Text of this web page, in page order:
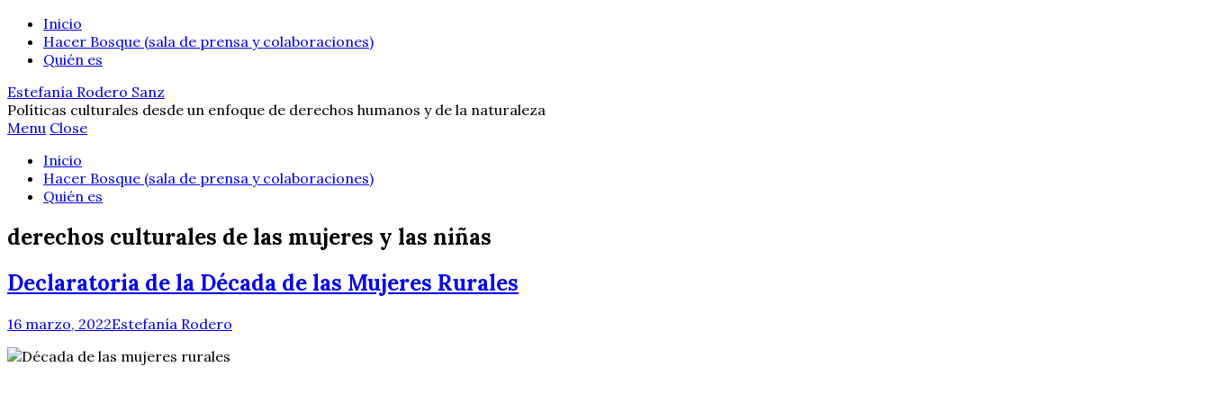
Inicio
Hacer Bosque (sala de prensa y colaboraciones)
Quién es
Estefanía Rodero Sanz
Políticas culturales desde un enfoque de derechos humanos y de la naturaleza
Menu Close
Inicio
Hacer Bosque (sala de prensa y colaboraciones)
Quién es
derechos culturales de las mujeres y las niñas
Declaratoria de la Década de las Mujeres Rurales
16 marzo, 2022Estefanía Rodero